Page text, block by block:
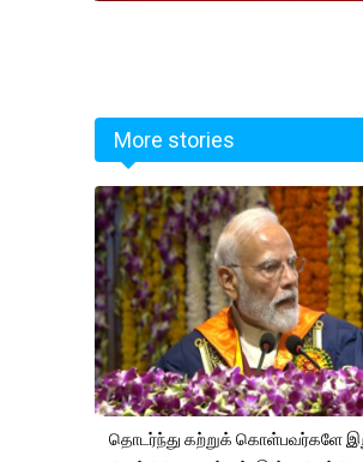
More stories
தொடர்ந்து கற்றுக் கொள்பவர்களே